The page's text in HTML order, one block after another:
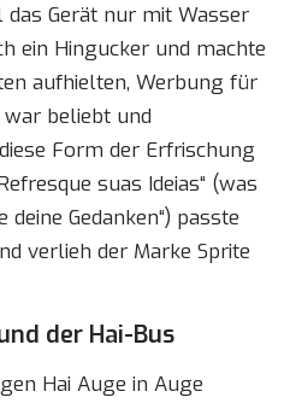
das Gerät nur mit Wasser
ein Hingucker und machte
aufhielten, Werbung für
war beliebt und
Form der Erfrischung
suas Ideias“ (was
Gedanken“) passte
verlieh der Marke Sprite
der Hai-Bus
Hai Auge in Auge